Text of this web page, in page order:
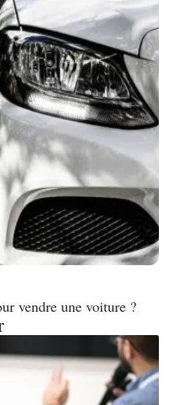
vendre une voiture ?